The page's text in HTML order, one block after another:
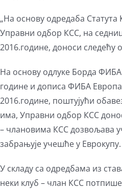
„На основу одредаба Статута
Управни одбор КСС, на
2016.године, доноси следећу
На основу одлуке Борда
године и дописа ФИБА
2016.године, поштујући
има, Управни одбор КСС
– члановима КСС дозвољава
забрањује учешће у Еврокупу.
У складу са одредбама из
неки клуб – члан КСС